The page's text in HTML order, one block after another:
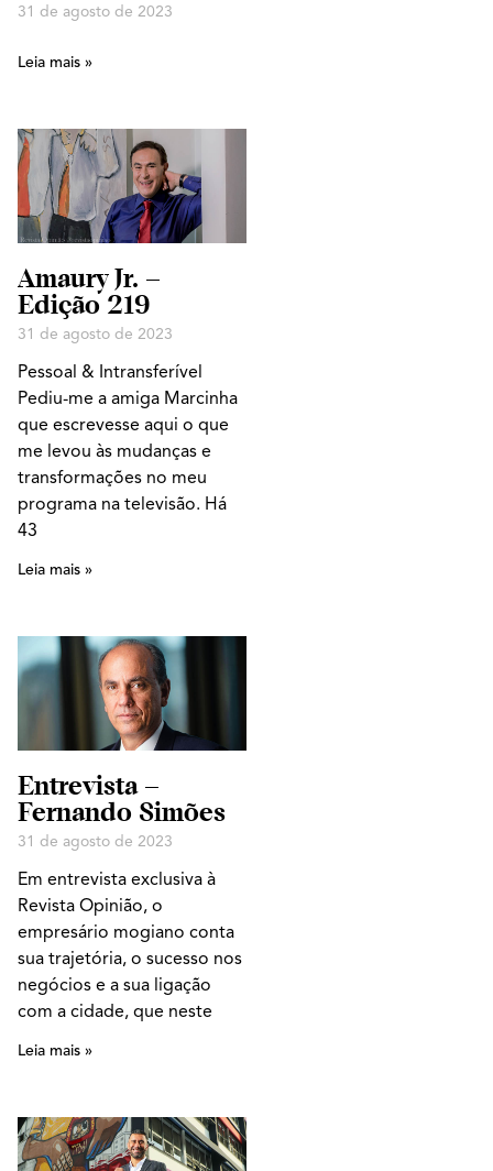
31 de agosto de 2023
Leia mais »
Amaury Jr. –
Edição 219
31 de agosto de 2023
Pessoal & Intransferível
Pediu-me a amiga Marcinha
que escrevesse aqui o que
me levou às mudanças e
transformações no meu
programa na televisão. Há
43
Leia mais »
Entrevista –
Fernando Simões
31 de agosto de 2023
Em entrevista exclusiva à
Revista Opinião, o
empresário mogiano conta
sua trajetória, o sucesso nos
negócios e a sua ligação
com a cidade, que neste
Leia mais »